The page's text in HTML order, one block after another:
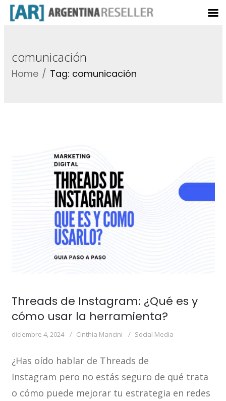
comunicación
Home Tag: comunicación
Threads de Instagram: ¿Qué es y
cómo usar la herramienta?
diciembre 4, 2024 Cinthia Mancini Social Media
¿Has oído hablar de Threads de
Instagram pero no estás seguro de qué trata
o cómo puede mejorar tu estrategia en redes